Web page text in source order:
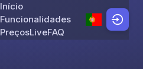
Skip to content
Início
Funcionalidades
PreçosLiveFAQ